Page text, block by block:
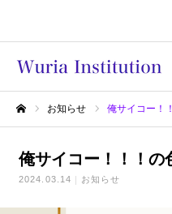
お知らせ 俺サイコー！
俺サイコー！！！の
2024.03.14 お知らせ